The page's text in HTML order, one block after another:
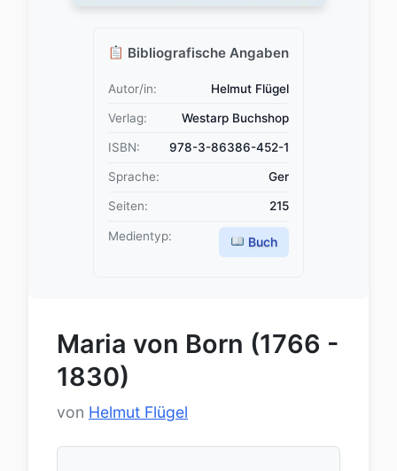
Bibliografische Angaben
Autor/in: Helmut Flügel
Verlag: Westarp Buchshop
ISBN: 978-3-86386-452-1
Sprache: Ger
Seiten: 215
Medientyp: Buch
Maria von Born (1766 -
1830)
von Helmut Flügel